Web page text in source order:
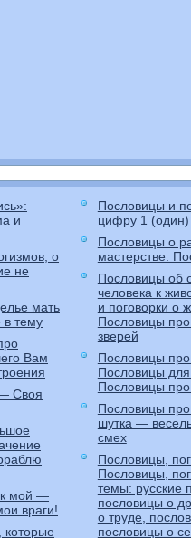
и
о
не
мать
в тему
Вам
Своя
мой —
враги!
которые
Пословицы и
цифру 1 (один)
Пословицы о
мастерстве.
Пословицы об
человека к
и поговорки о
Пословицы
зверей
Пословицы про
Пословицы для
Пословицы
Пословицы
шутка —
смех
Пословицы,
Пословицы,
темы: русские
пословицы о
о труде,
пословицы о